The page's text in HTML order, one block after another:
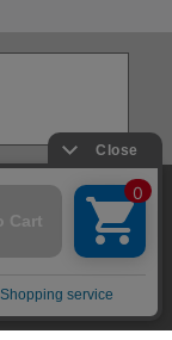
サイトマップ